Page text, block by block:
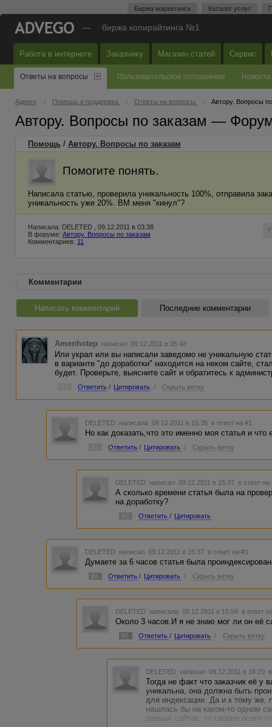
Биржа маркетинга Каталог услуг
— биржа копирайтинга №1
Работа в интернете Заказчику Магазин статей Сервис
Ответы на вопросы Пользовательское соглашение Новости
Адвего Помощь и поддержка Ответы на вопросы Автору. Вопросы
Автору. Вопросы по заказам —
Помощь / Автору. Вопросы по заказам
Помогите понять.
Написала статью, проверила уникальность 100%, отправила
уникальность уже 20%. ВМ меня "кинул"?
Написала: DELETED , 09.12.2011 в 03:38
В форуме: Автору. Вопросы по заказам
Комментариев: 11
Комментарии
Написать комментарий Последние комментарии
Amenhotep написал 09.12.2011 в 05:48
Или украл или вы написали заведомо не уникальную
в варианте "до доработки" находится на неком сайте,
будет. Проверьте, выясните сайт и обратитесь к
Ответить / Цитировать / Скрыть ветку
DELETED написала 09.12.2011 в 15:35 в ответ на #1
Но как доказать,что это именно моя статья и
Ответить / Цитировать / Скрыть ветку
DELETED написал 09.12.2011 в 15:37 в ответ на
А сколько времени статья была на
на доработку?
Ответить / Цитировать
DELETED написал 09.12.2011 в 15:37 в ответ на #1
Думаете за 6 часов статья была
#4 Ответить / Цитировать / Скрыть ветку
DELETED написала 09.12.2011 в 15:59 в ответ
Около 3 часов.И я не знаю мог ли он её
#5 Ответить / Цитировать / Скрыть ветку
DELETED написал 09.12.2011 в 16:20
Тогда не факт что заказчик её у
уникальна, она должна быть
для индексации. Да и к тому же,
нашлась бы на каком-то одном
разных сайтах, то скорее всего